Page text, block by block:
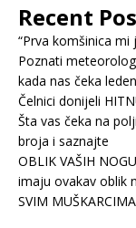
Recent
“Prva komšinica
Poznati
kada nas čeka
Čelnici donijeli
Šta vas čeka na
broja i saznajte
OBLIK VAŠIH
imaju ovakav oblik
SVIM MUŠKARCIMA